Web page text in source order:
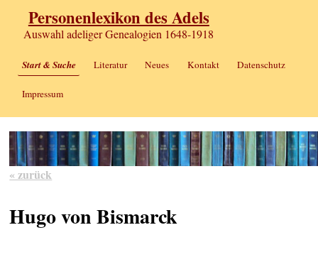
Personenlexikon des Adels
Auswahl adeliger Genealogien 1648-1918
Start & Suche Literatur Neues Kontakt Datenschutz
Impressum
« zurück
Hugo von Bismarck